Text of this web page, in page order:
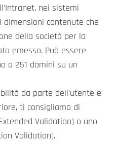
nei sistemi
contenute che
della società per la
emesso. Può essere
a 251 domini su un
da parte dell'utente e
ti consigliamo di
Validation) o uno
Validation).